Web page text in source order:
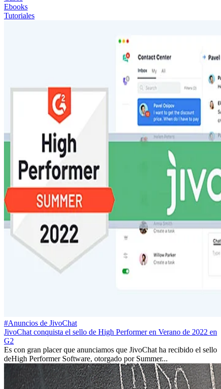
Ebooks
Tutoriales
#Anuncios de JivoChat
JivoChat conquista el sello de High Performer en Verano de 2022 en
G2
Es con gran placer que anunciamos que JivoChat ha recibido el sello
deHigh Performer Software, otorgado por Summer...